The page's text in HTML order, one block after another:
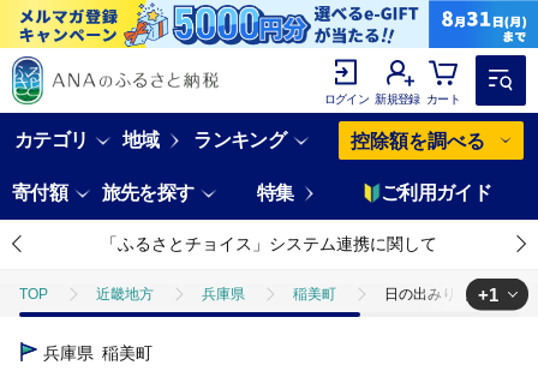
ログイン 新規登録 カート
カテゴリ 地域 ランキング 控除額を調べる
寄付額 旅先を探す 特集 ご利用ガイド
「ふるさとチョイス」システム連携に関して
TOP 近畿地方 兵庫県 稲美町 日の出みりん 糖質ゼ
TOP
+1
兵庫県 稲美町